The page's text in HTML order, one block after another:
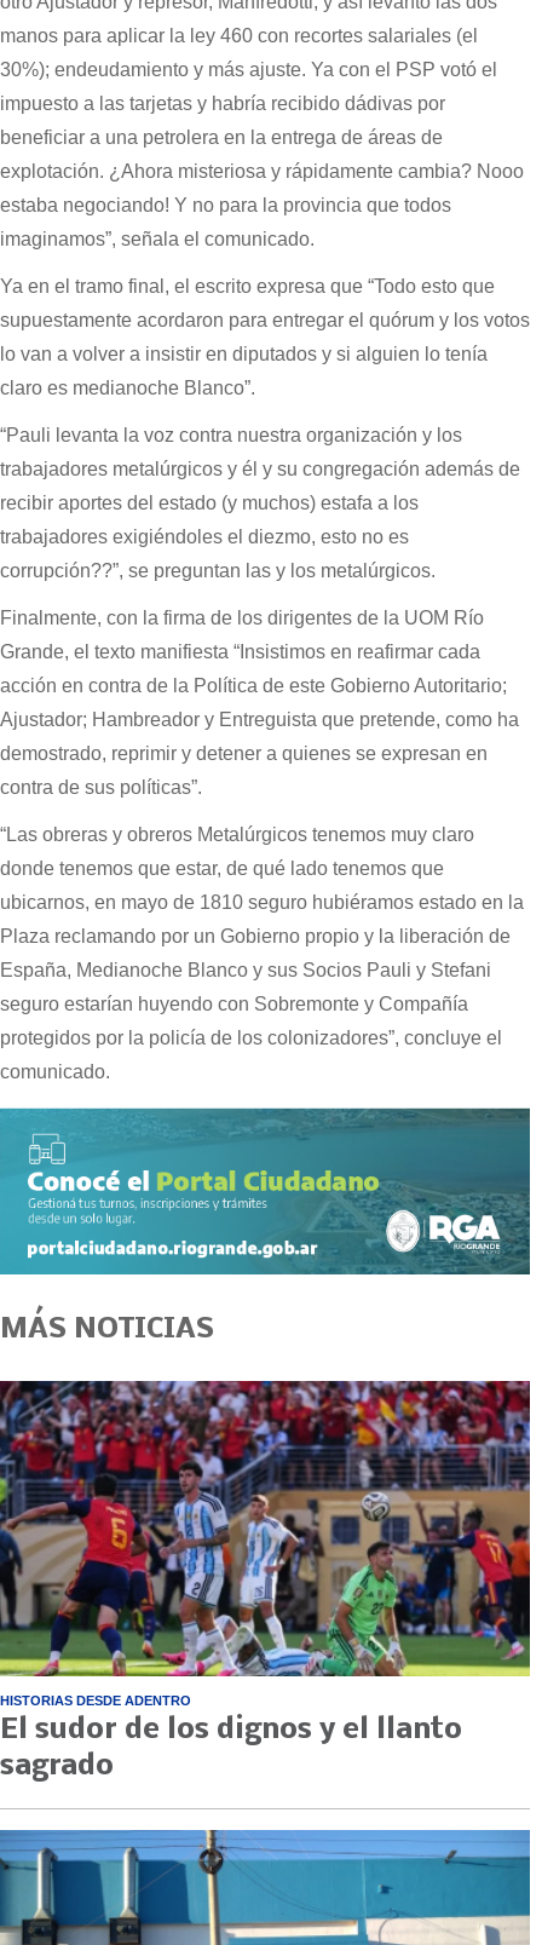
manos para aplicar la ley 460 con recortes salariales (el
30%); endeudamiento y más ajuste. Ya con el PSP votó el
impuesto a las tarjetas y habría recibido dádivas por
beneficiar a una petrolera en la entrega de áreas de
explotación. ¿Ahora misteriosa y rápidamente cambia? Nooo
estaba negociando! Y no para la provincia que todos
imaginamos”, señala el comunicado.
Ya en el tramo final, el escrito expresa que “Todo esto que
supuestamente acordaron para entregar el quórum y los votos
lo van a volver a insistir en diputados y si alguien lo tenía
claro es medianoche Blanco”.
“Pauli levanta la voz contra nuestra organización y los
trabajadores metalúrgicos y él y su congregación además de
recibir aportes del estado (y muchos) estafa a los
trabajadores exigiéndoles el diezmo, esto no es
corrupción??”, se preguntan las y los metalúrgicos.
Finalmente, con la firma de los dirigentes de la UOM Río
Grande, el texto manifiesta “Insistimos en reafirmar cada
acción en contra de la Política de este Gobierno Autoritario;
Ajustador; Hambreador y Entreguista que pretende, como ha
demostrado, reprimir y detener a quienes se expresan en
contra de sus políticas”.
“Las obreras y obreros Metalúrgicos tenemos muy claro
donde tenemos que estar, de qué lado tenemos que
ubicarnos, en mayo de 1810 seguro hubiéramos estado en la
Plaza reclamando por un Gobierno propio y la liberación de
España, Medianoche Blanco y sus Socios Pauli y Stefani
seguro estarían huyendo con Sobremonte y Compañía
protegidos por la policía de los colonizadores”, concluye el
comunicado.
MÁS NOTICIAS
HISTORIAS DESDE ADENTRO
El sudor de los dignos y el llanto
sagrado